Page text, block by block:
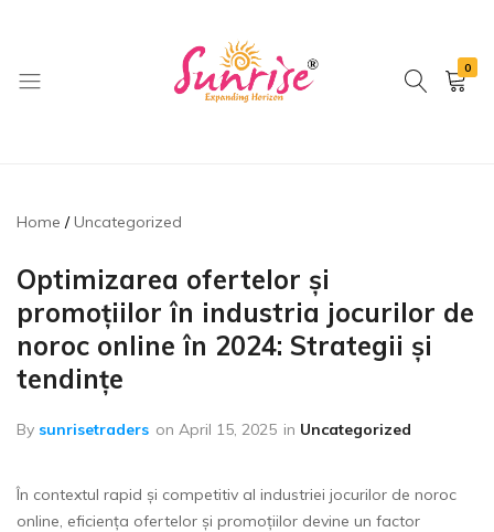
0
Home Uncategorized
Optimizarea ofertelor și
promoțiilor în industria jocurilor de
noroc online în 2024: Strategii și
tendințe
By sunrisetraders on April 15, 2025 in Uncategorized
În contextul rapid și competitiv al industriei jocurilor de noroc
online, eficiența ofertelor și promoțiilor devine un factor